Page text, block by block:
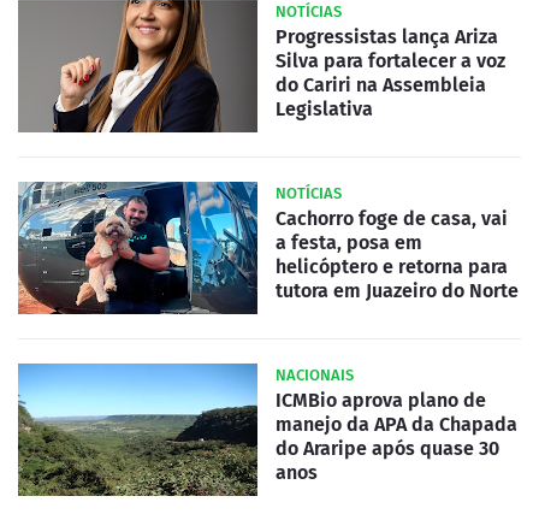
NOTÍCIAS
Progressistas lança Ariza
Silva para fortalecer a voz
do Cariri na Assembleia
Legislativa
NOTÍCIAS
Cachorro foge de casa, vai
a festa, posa em
helicóptero e retorna para
tutora em Juazeiro do Norte
NACIONAIS
ICMBio aprova plano de
manejo da APA da Chapada
do Araripe após quase 30
anos